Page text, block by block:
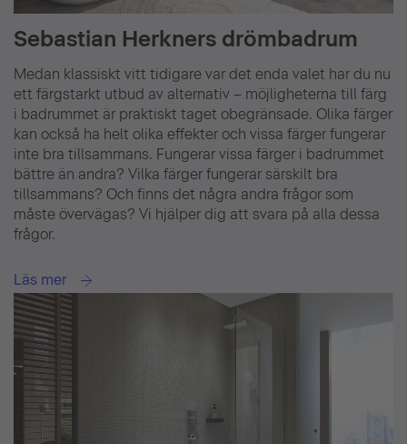
Sebastian Herkners drömbadrum
Medan klassiskt vitt tidigare var det enda valet har du nu
ett färgstarkt utbud av alternativ – möjligheterna till färg
i badrummet är praktiskt taget obegränsade. Olika färger
kan också ha helt olika effekter och vissa färger fungerar
inte bra tillsammans. Fungerar vissa färger i badrummet
bättre än andra? Vilka färger fungerar särskilt bra
tillsammans? Och finns det några andra frågor som
måste övervägas? Vi hjälper dig att svara på alla dessa
frågor.
Läs mer